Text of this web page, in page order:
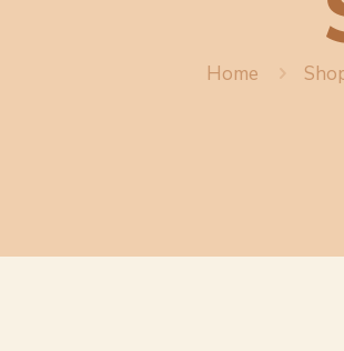
Home